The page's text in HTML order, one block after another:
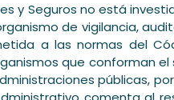
y Seguros no está
de vigilancia,
a las normas del
que conforman
públicas,